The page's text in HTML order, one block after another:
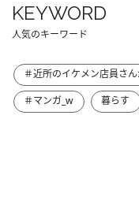
KEYWORD
人気のキーワード
＃近所のイケメン店員さ
＃マンガ_w
暮らす